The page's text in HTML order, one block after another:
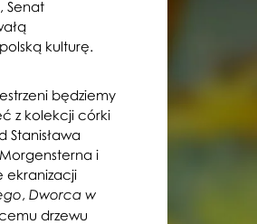
Senat
kulturę.
będziemy
z kolekcji córki
Stanisława
i
ekranizacji
, Dworca w
drzewu